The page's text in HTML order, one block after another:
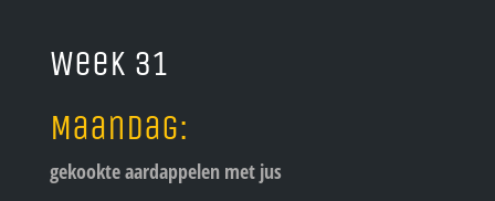
Week 31
Maandag:
gekookte aardappelen met jus